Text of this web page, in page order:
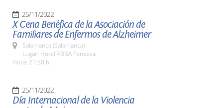
25/11/2022
X Cena Benéfica de la Asociación de
Familiares de Enfermos de Alzheimer
Salamanca (Salamanca)
Lugar: Hotel ABBA Fonseca
Hora: 21:30 h.
25/11/2022
Día Internacional de la Violencia